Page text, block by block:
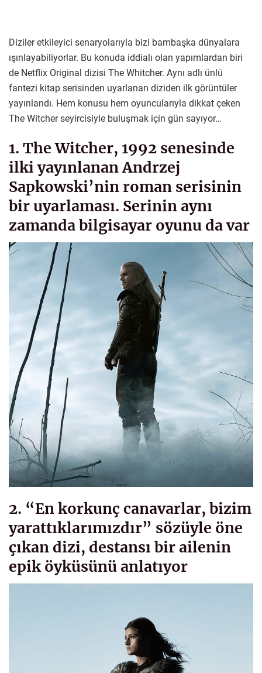
Diziler etkileyici senaryolarıyla bizi bambaşka dünyalara
ışınlayabiliyorlar. Bu konuda iddialı olan yapımlardan biri
de Netflix Original dizisi The Whitcher. Aynı adlı ünlü
fantezi kitap serisinden uyarlanan diziden ilk görüntüler
yayınlandı. Hem konusu hem oyuncularıyla dikkat çeken
The Witcher seyircisiyle buluşmak için gün sayıyor…
1. The Witcher, 1992 senesinde
ilki yayınlanan Andrzej
Sapkowski’nin roman serisinin
bir uyarlaması. Serinin aynı
zamanda bilgisayar oyunu da var
2. “En korkunç canavarlar, bizim
yarattıklarımızdır” sözüyle öne
çıkan dizi, destansı bir ailenin
epik öyküsünü anlatıyor